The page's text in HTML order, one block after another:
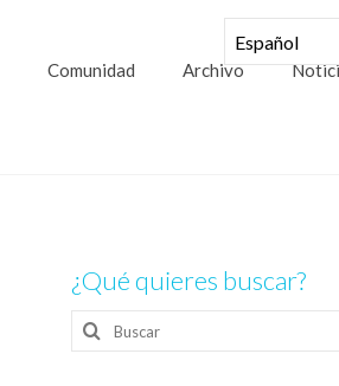
Comunidad Archivo
¿Qué quieres buscar?
Buscar
por: